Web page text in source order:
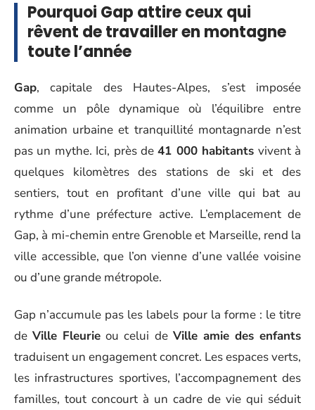
Pourquoi Gap attire ceux qui
rêvent de travailler en montagne
toute l’année
Gap, capitale des Hautes-Alpes, s’est imposée
comme un pôle dynamique où l’équilibre entre
animation urbaine et tranquillité montagnarde n’est
pas un mythe. Ici, près de41 000 habitants vivent à
quelques kilomètres des stations de ski et des
sentiers, tout en profitant d’une ville qui bat au
rythme d’une préfecture active. L’emplacement de
Gap, à mi-chemin entre Grenoble et Marseille, rend la
ville accessible, que l’on vienne d’une vallée voisine
ou d’une grande métropole.
Gap n’accumule pas les labels pour la forme : le titre
deVille Fleurie ou celui de Ville amie des enfants
traduisent un engagement concret. Les espaces verts,
les infrastructures sportives, l’accompagnement des
familles, tout concourt à un cadre de vie qui séduit